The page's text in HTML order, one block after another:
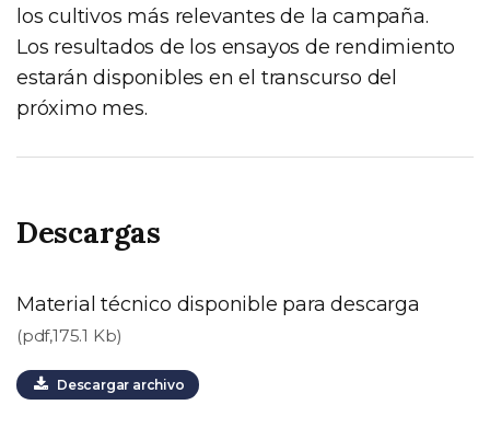
los cultivos más relevantes de la campaña.
Los resultados de los ensayos de rendimiento
estarán disponibles en el transcurso del
próximo mes.
Descargas
Material técnico disponible para descarga
(pdf,175.1 Kb)
Descargar archivo